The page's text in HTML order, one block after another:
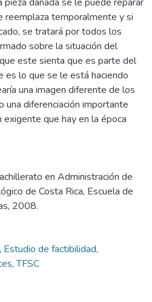
reemplaza temporalmente y si
se tratará por todos los
sobre la situación del
este sienta que es parte del
es lo que se le está haciendo
una imagen diferente de los
una diferenciación importante
que hay en la época
en Administración de
de Costa Rica, Escuela de
2008.
, Estudio de factibilidad,
,TFSC